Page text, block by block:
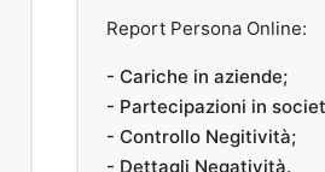
Report Persona Online:
- Cariche in aziende;
- Partecipazioni in
- Controllo Negitività;
- Dettagli Negatività.